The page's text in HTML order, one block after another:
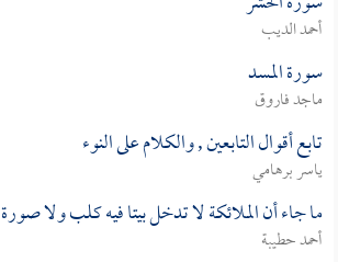
أحمد الديب
سورة المسد
ماجد فاروق
تابع أقوال التابعين , والكلام على النوء
ياسر برهامي
ما جاء أن الملائكة لا تدخل بيتا فيه كلب ولا صورة
أحمد حطيبة